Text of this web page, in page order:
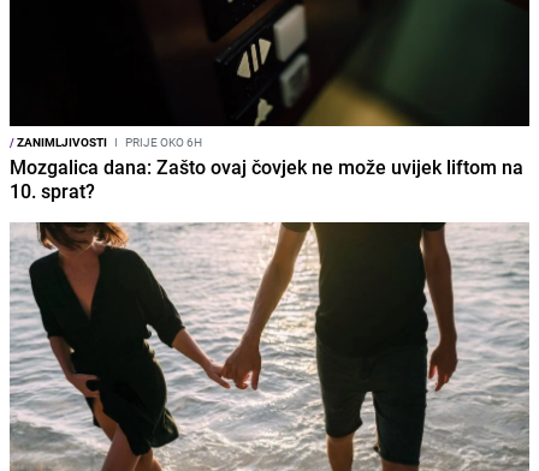
/ZANIMLJIVOSTI I PRIJE OKO 6H
Mozgalica dana: Zašto ovaj čovjek ne može uvijek liftom na
10. sprat?